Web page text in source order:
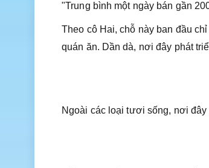
"Trung bình một ngày bán gần
Theo cô Hai, chỗ này ban đầu
quán ăn. Dần dà, nơi đây phát
Ngoài các loại tươi sống, nơi